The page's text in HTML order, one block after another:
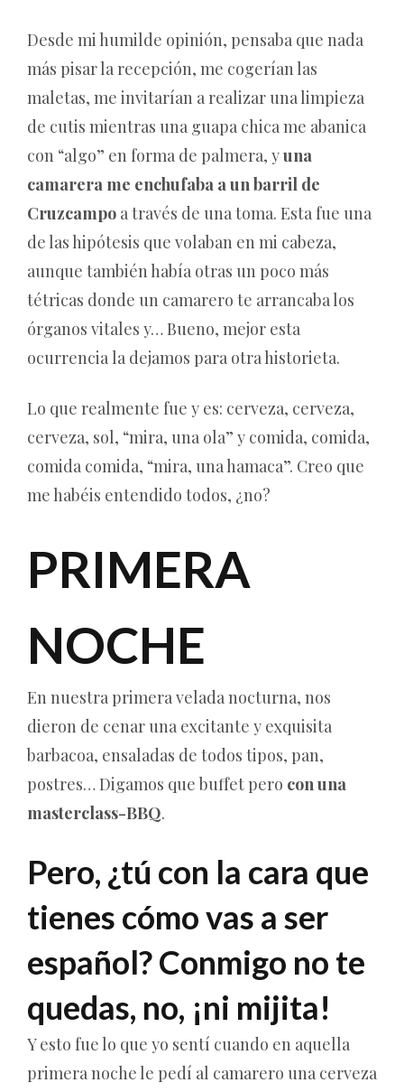
Desde mi humilde opinión, pensaba que nada
más pisar la recepción, me cogerían las
maletas, me invitarían a realizar una limpieza
de cutis mientras una guapa chica me abanica
con “algo” en forma de palmera, yuna
camarera me enchufaba a un barril de
Cruzcampo a través de una toma. Esta fue una
de las hipótesis que volaban en mi cabeza,
aunque también había otras un poco más
tétricas donde un camarero te arrancaba los
órganos vitales y… Bueno, mejor esta
ocurrencia la dejamos para otra historieta.
Lo que realmente fue y es: cerveza, cerveza,
cerveza, sol, “mira, una ola” y comida, comida,
comida comida, “mira, una hamaca”. Creo que
me habéis entendido todos, ¿no?
PRIMERA
NOCHE
En nuestra primera velada nocturna, nos
dieron de cenar una excitante y exquisita
barbacoa, ensaladas de todos tipos, pan,
postres… Digamos que buffet pero con una
masterclass-BBQ.
Pero, ¿tú con la cara que
tienes cómo vas a ser
español? Conmigo no te
quedas, no, ¡ni mijita!
Y esto fue lo que yo sentí cuando en aquella
primera noche le pedí al camarero una cerveza